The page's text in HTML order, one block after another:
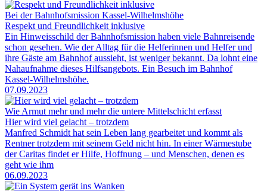
Bei der Bahnhofsmission Kassel-Wilhelmshöhe
Respekt und Freundlichkeit inklusive
Ein Hinweisschild der Bahnhofsmission haben viele Bahnreisende
schon gesehen. Wie der Alltag für die Helferinnen und Helfer und
ihre Gäste am Bahnhof aussieht, ist weniger bekannt. Da lohnt eine
Nahaufnahme dieses Hilfsangebots. Ein Besuch im Bahnhof
Kassel-Wilhelmshöhe.
07.09.2023
Wie Armut mehr und mehr die untere Mittelschicht erfasst
Hier wird viel gelacht – trotzdem
Manfred Schmidt hat sein Leben lang gearbeitet und kommt als
Rentner trotzdem mit seinem Geld nicht hin. In einer Wärmestube
der Caritas findet er Hilfe, Hoffnung – und Menschen, denen es
geht wie ihm
06.09.2023